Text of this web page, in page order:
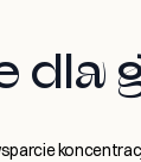
dla